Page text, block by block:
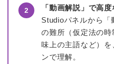
2
「動画解説」で高
Studioパネルから「
の難所（仮定法の
味上の主語など）を
ンで理解。
い英語＆